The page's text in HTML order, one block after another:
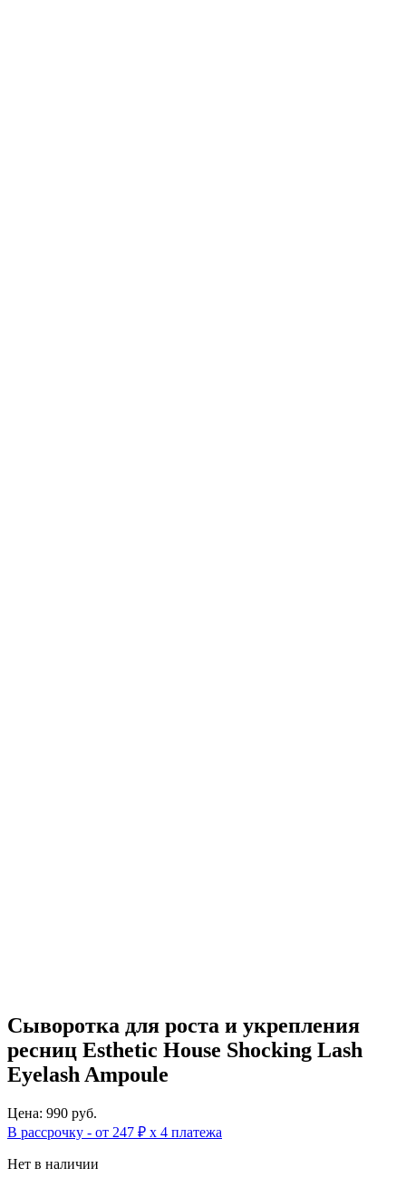
Сыворотка для роста и укрепления
ресниц Esthetic House Shocking Lash
Eyelash Ampoule
Цена: 990 руб.
В рассрочку - от 247 ₽ х 4 платежа
Нет в наличии